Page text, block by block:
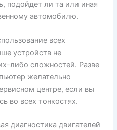
подойдет ли та или иная
автомобилю.
всех
устройств не
либо сложностей. Разве
желательно
центре, если вы
во всех тонкостях.
диагностика двигателей